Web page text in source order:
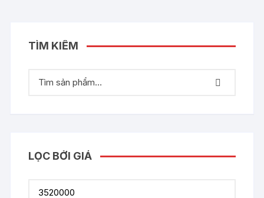
TÌM KIẾM
LỌC BỞI GIÁ